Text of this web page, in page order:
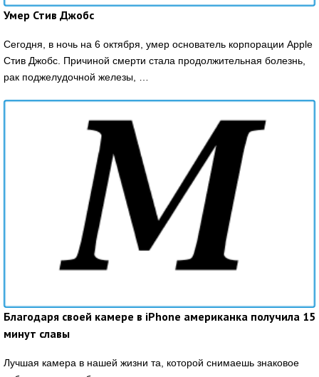
Умер Стив Джобс
Сегодня, в ночь на 6 октября, умер основатель корпорации Apple
Стив Джобс. Причиной смерти стала продолжительная болезнь,
рак поджелудочной железы, …
Благодаря своей камере в iPhone американка получила 15
минут славы
Лучшая камера в нашей жизни та, которой снимаешь знаковое